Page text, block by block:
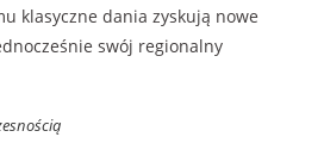
klasyczne dania zyskują nowe
swój regionalny